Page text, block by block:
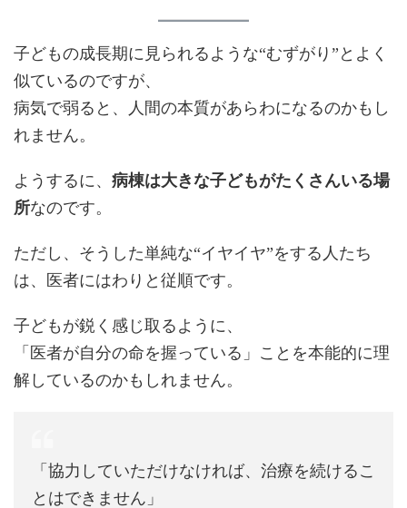
子どもの成長期に見られるような“むずがり”とよく
似ているのですが、
病気で弱ると、人間の本質があらわになるのかもし
れません。
ようするに、 病棟は大きな子どもがたくさんいる場
所なのです。
ただし、そうした単純な“イヤイヤ”をする人たち
は、医者にはわりと従順です。
子どもが鋭く感じ取るように、
「医者が自分の命を握っている」ことを本能的に理
解しているのかもしれません。
「協力していただけなければ、治療を続けるこ
とはできません」